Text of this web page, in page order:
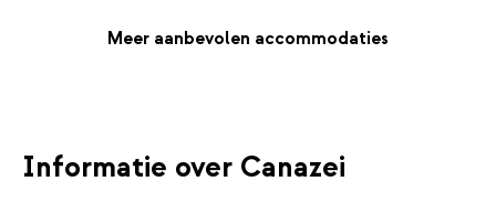
Meer aanbevolen accommodaties
Informatie over Canazei